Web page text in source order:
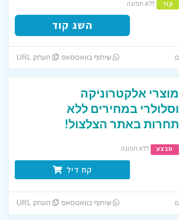
קוד ללא תפוגה
השג קוד
שיתוף בוואטסאפ העתק URL
מוצרי אלקטרוניקה
וסלולרי במחירים ללא
תחרות באתר הצלצול!
מבצע ללא תפוגה
קח דיל
שיתוף בוואטסאפ העתק URL